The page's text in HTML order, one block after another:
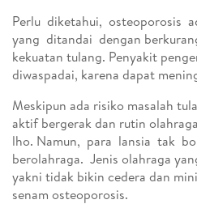
Perlu diketahui, osteoporosis
yang ditandai dengan
kekuatan tulang. Penyakit
diwaspadai, karena dapat
Meskipun ada risiko masalah
aktif bergerak dan rutin
lho. Namun, para lansia tak
berolahraga. Jenis olahraga
yakni tidak bikin cedera dan
senam osteoporosis.